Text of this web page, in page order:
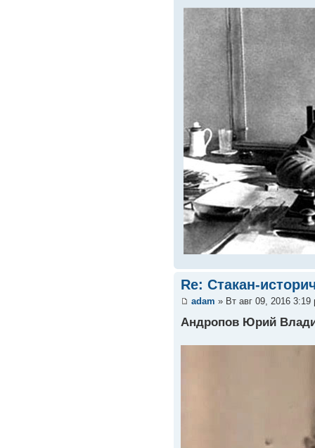
Re: Стакан-
adam » Вт авг 09, 2016 3:19
Андропов Юрий